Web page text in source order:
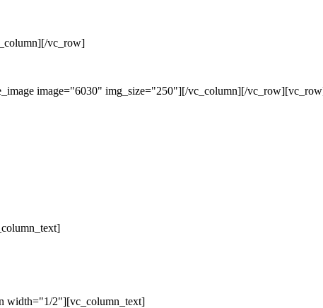
vc_row]
image="6030" img_size="250"][/vc_column][/
width="1/2"][vc_column_text]